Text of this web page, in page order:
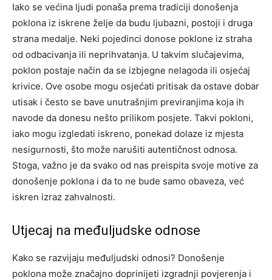
Iako se većina ljudi ponaša prema tradiciji donošenja
poklona iz iskrene želje da budu ljubazni, postoji i druga
strana medalje. Neki pojedinci donose poklone iz straha
od odbacivanja ili neprihvatanja. U takvim slučajevima,
poklon postaje način da se izbjegne nelagoda ili osjećaj
krivice. Ove osobe mogu osjećati pritisak da ostave dobar
utisak i često se bave unutrašnjim previranjima koja ih
navode da donesu nešto prilikom posjete. Takvi pokloni,
iako mogu izgledati iskreno, ponekad dolaze iz mjesta
nesigurnosti, što može narušiti autentičnost odnosa.
Stoga, važno je da svako od nas preispita svoje motive za
donošenje poklona i da to ne bude samo obaveza, već
iskren izraz zahvalnosti.
Utjecaj na međuljudske odnose
Kako se razvijaju međuljudski odnosi? Donošenje
poklona može značajno doprinijeti izgradnji povjerenja i